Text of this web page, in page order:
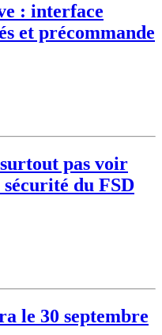
: interface
et précommande
pas voir
sécurité du FSD
le 30 septembre